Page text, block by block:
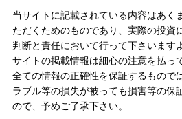
当サイトに記載されている内容はあく
ただくためのものであり、実際の投資
判断と責任において行って下さいます
サイトの掲載情報は細心の注意を払っ
全ての情報の正確性を保証するもので
ラブル等の損失が被っても損害等の保
ので、予めご了承下さい。